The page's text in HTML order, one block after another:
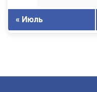
« Июль